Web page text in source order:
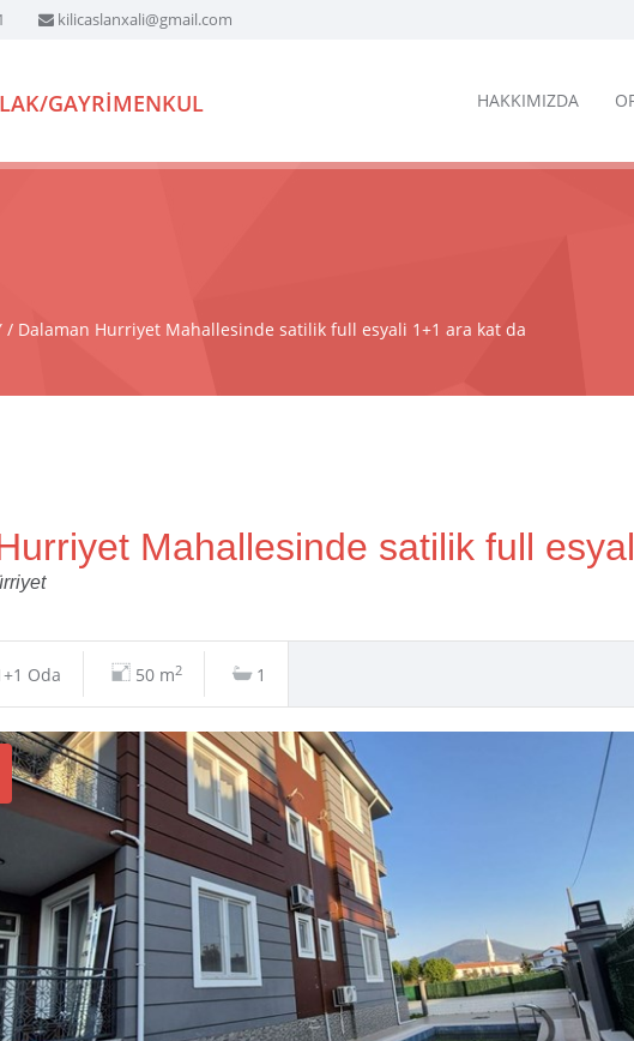
kilicaslanxali@gmail.com
GAYRİMENKUL HAKKIMIZDA
Dalaman Hurriyet Mahallesinde satilik full esyali 1+1 ara kat da
Mahallesinde satilik full
Oda 50 m2 1